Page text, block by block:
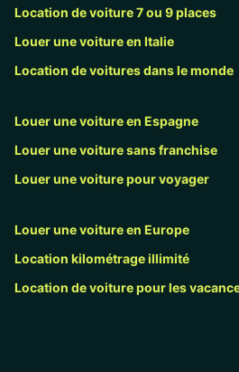
Location de voiture 7 ou 9 places
Louer une voiture en Italie
Location de voitures dans le monde
Louer une voiture en Espagne
Louer une voiture sans franchise
Louer une voiture pour voyager
Louer une voiture en Europe
Location kilométrage illimité
Location de voiture pour les